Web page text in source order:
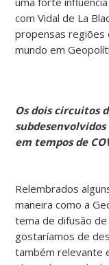
com Vidal de La
propensas regiões
mundo em
Os dois circuitos
subdesenvolvidos
em tempos de
Relembrados
maneira como a
tema de difusão
gostaríamos de
também relevante